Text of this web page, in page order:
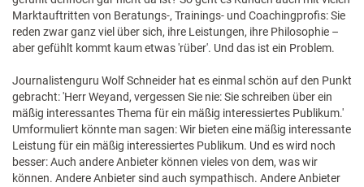
Marktauftritten von Beratungs-, Trainings- und Coachingprofis: Sie
reden zwar ganz viel über sich, ihre Leistungen, ihre Philosophie –
aber gefühlt kommt kaum etwas 'rüber'. Und das ist ein Problem.
Journalistenguru Wolf Schneider hat es einmal schön auf den Punkt
gebracht: 'Herr Weyand, vergessen Sie nie: Sie schreiben über ein
mäßig interessantes Thema für ein mäßig interessiertes Publikum.'
Umformuliert könnte man sagen: Wir bieten eine mäßig interessante
Leistung für ein mäßig interessiertes Publikum. Und es wird noch
besser: Auch andere Anbieter können vieles von dem, was wir
können. Andere Anbieter sind auch sympathisch. Andere Anbieter